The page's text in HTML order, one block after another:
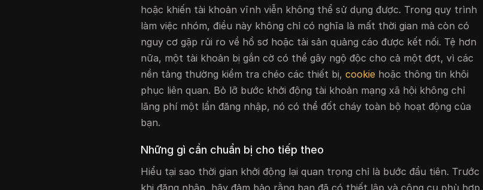
hoặc khiến tài khoản vĩnh viễn không thể sử dụng được. Trong quy trình
làm việc nhóm, điều này không chỉ có nghĩa là mất thời gian mà còn có
nguy cơ gặp rủi ro về hồ sơ hoặc tài sản quảng cáo được kết nối. Tệ hơn
nữa, một tài khoản bị gắn cờ có thể gây ngộ độc cho cả một đợt, vì các
nền tảng thường kiểm tra chéo các thiết bị,cookie hoặc thông tin khôi
phục liên quan. Bỏ lỡ bước khởi động tài khoản mạng xã hội không chỉ
lãng phí một lần đăng nhập, nó có thể đốt cháy toàn bộ hoạt động của
bạn.
Những gì cần chuẩn bị cho tiếp theo
Hiểu tại sao thời gian khởi động lại quan trọng chỉ là bước đầu tiên. Trước
khi đăng nhập, hãy đảm bảo rằng bạn đã có thiết lập và công cụ phù hợp,